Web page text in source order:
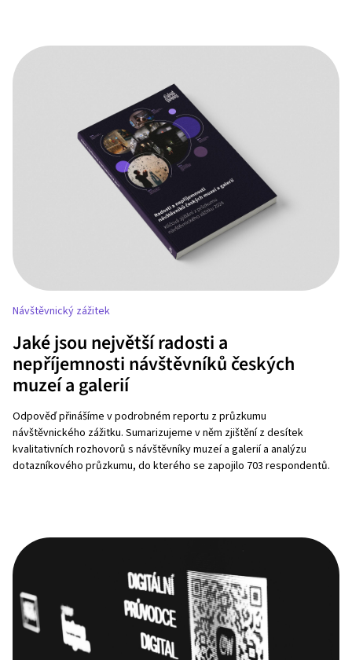
Návštěvnický zážitek
Jaké jsou největší radosti a
nepříjemnosti návštěvníků českých
muzeí a galerií
Odpověď přinášíme v podrobném reportu z průzkumu
návštěvnického zážitku. Sumarizujeme v něm zjištění z desítek
kvalitativních rozhovorů s návštěvníky muzeí a galerií a analýzu
dotazníkového průzkumu, do kterého se zapojilo 703 respondentů.